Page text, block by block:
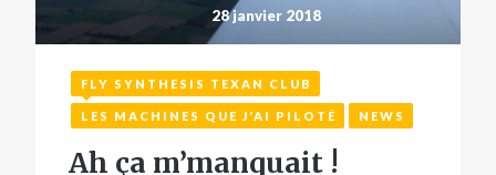
28 janvier 2018
FLY SYNTHESIS TEXAN CLUB
LES MACHINES QUE J'AI PILOTÉ NEWS
Ah ça m’manquait !